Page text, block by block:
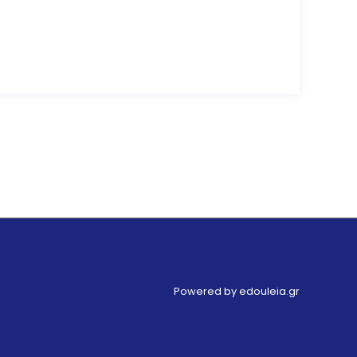
Powered by edouleia.gr